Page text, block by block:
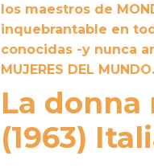
los maestros de
inquebrantable en
conocidas -y nunca
MUJERES DEL MUNDO.
La
(1963)